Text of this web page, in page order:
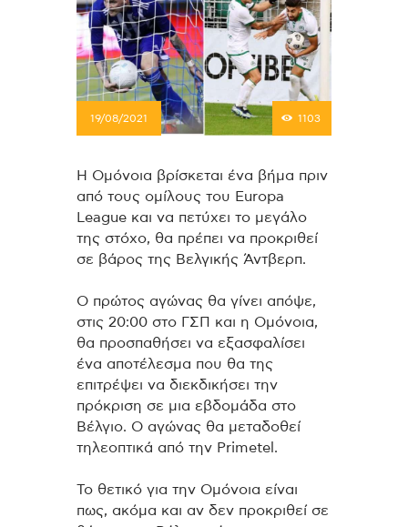
19/08/2021 1103
Η Ομόνοια βρίσκεται ένα βήμα πριν
από τους ομίλους του Europa
League και να πετύχει το μεγάλο
της στόχο, θα πρέπει να προκριθεί
σε βάρος της Βελγικής Άντβερπ.
Ο πρώτος αγώνας θα γίνει απόψε,
στις 20:00 στο ΓΣΠ και η Ομόνοια,
θα προσπαθήσει να εξασφαλίσει
ένα αποτέλεσμα που θα της
επιτρέψει να διεκδικήσει την
πρόκριση σε μια εβδομάδα στο
Βέλγιο. Ο αγώνας θα μεταδοθεί
τηλεοπτικά από την Primetel.
Το θετικό για την Ομόνοια είναι
πως, ακόμα και αν δεν προκριθεί σε